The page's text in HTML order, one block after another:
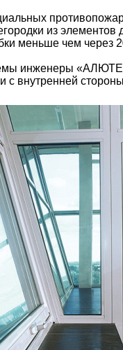
из
меньше чем через
инженеры
с внутренней